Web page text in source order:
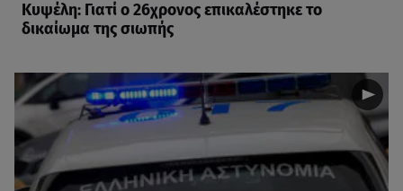
Κυψέλη: Γιατί ο 26χρονος επικαλέστηκε το
δικαίωμα της σιωπής